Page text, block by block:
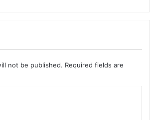
not be published. Required fields are